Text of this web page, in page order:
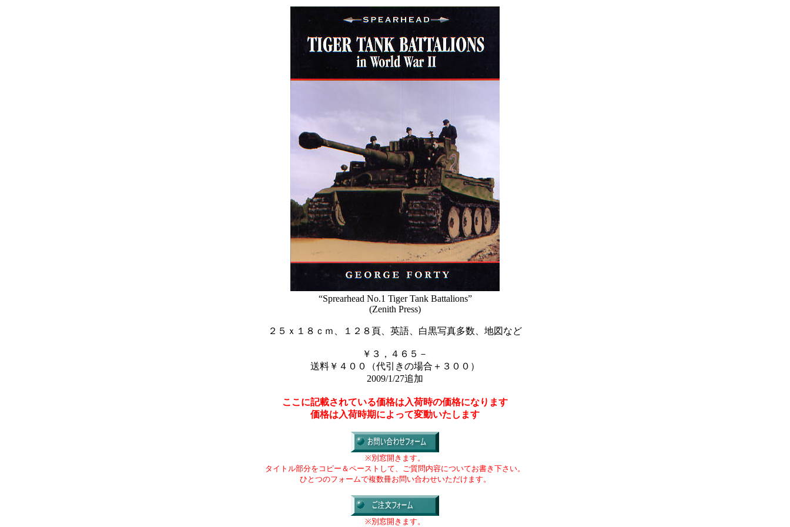
“Sprearhead No.1 Tiger Tank Battalions”
(Zenith Press)
２５ｘ１８ｃｍ、１２８頁、英語、白黒写真多数、地図など
￥３，４６５－
送料￥４００（代引きの場合＋３００）
2009/1/27追加
ここに記載されている価格は入荷時の価格になります
価格は入荷時期によって変動いたします
※別窓開きます。
タイトル部分をコピー＆ペーストして、ご質問内容についてお書き下さい。
ひとつのフォームで複数冊お問い合わせいただけます。
※別窓開きます。